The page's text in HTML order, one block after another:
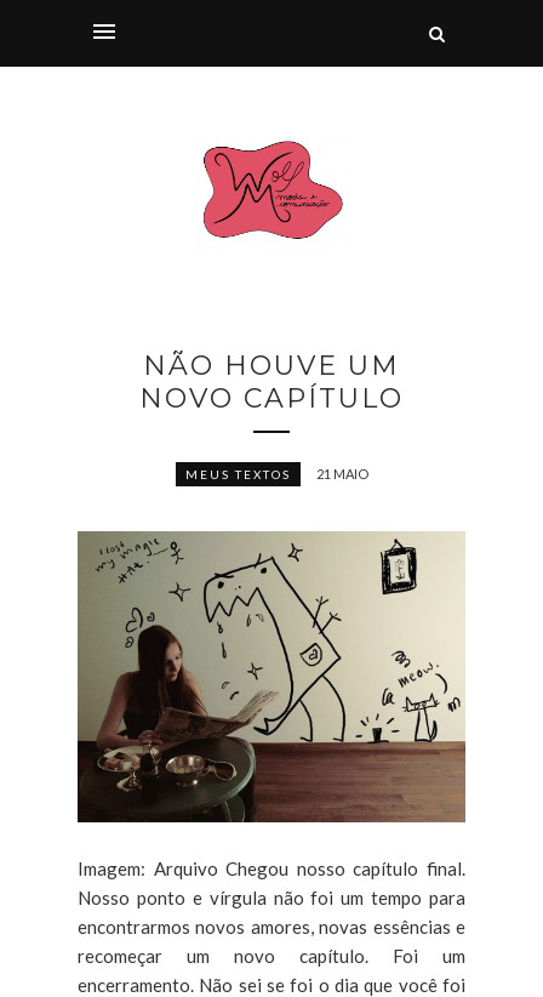
NÃO HOUVE UM
NOVO CAPÍTULO
MEUS TEXTOS 21 MAIO
Imagem: Arquivo Chegou nosso capítulo final.
Nosso ponto e vírgula não foi um tempo para
encontrarmos novos amores, novas essências e
recomeçar um novo capítulo. Foi um
encerramento. Não sei se foi o dia que você foi